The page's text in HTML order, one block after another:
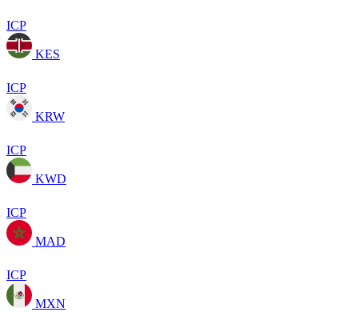
ICP
KES
ICP
KRW
ICP
KWD
ICP
MAD
ICP
MXN